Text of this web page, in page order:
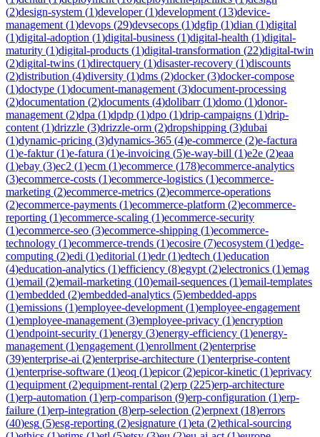
(2)design-system (1)developer(1)development (13)device-
management (1)devops (29)devsecops (1)dgfip (1)dian (1)digital
(1)digital-adoption (1)digital-business (1)digital-health (1)digital-
maturity (1)digital-products (1)digital-transformation (22)digital-twin
(2)digital-twins (1)directquery (1)disaster-recovery (1)discounts
(2)distribution (4)diversity (1)dms (2)docker(3)docker-compose
(1)doctype (1)document-management (3)document-processing
(2)documentation (2)documents (4)dolibarr(1)domo (1)donor-
management (2)dpa (1)dpdp (1)dpo (1)drip-campaigns (1)drip-
content (1)drizzle (3)drizzle-orm (2)dropshipping (3)dubai
(1)dynamic-pricing (3)dynamics-365 (4)e-commerce (2)e-factura
(1)e-faktur(1)e-fatura (1)e-invoicing (5)e-way-bill (1)e2e (2)eaa
(1)ebay (3)ec2 (1)ecm (1)ecommerce (178)ecommerce-analytics
(3)ecommerce-costs (1)ecommerce-logistics (1)ecommerce-
marketing (2)ecommerce-metrics (2)ecommerce-operations
(2)ecommerce-payments (1)ecommerce-platform (2)ecommerce-
reporting (1)ecommerce-scaling (1)ecommerce-security
(1)ecommerce-seo (3)ecommerce-shipping (1)ecommerce-
technology (1)ecommerce-trends (1)ecosire (7)ecosystem (1)edge-
computing (2)edi (1)editorial (1)edr(1)edtech (1)education
(4)education-analytics (1)efficiency (8)egypt (2)electronics (1)emag
(1)email (2)email-marketing (10)email-sequences (1)email-templates
(1)embedded (2)embedded-analytics (5)embedded-apps
(1)emissions (1)employee-development (1)employee-engagement
(1)employee-management (3)employee-privacy (1)encryption
(1)endpoint-security (1)energy (3)energy-efficiency (1)energy-
management (1)engagement (1)enrollment (2)enterprise
(39)enterprise-ai (2)enterprise-architecture (1)enterprise-content
(1)enterprise-software (1)eoq (1)epicor(2)epicor-kinetic (1)eprivacy
(1)equipment (2)equipment-rental (2)erp (225)erp-architecture
(1)erp-automation (1)erp-comparison (9)erp-configuration (1)erp-
failure (1)erp-integration (8)erp-selection (2)erpnext (18)errors
(40)esg (5)esg-reporting (2)esignature (1)eta (2)ethical-sourcing